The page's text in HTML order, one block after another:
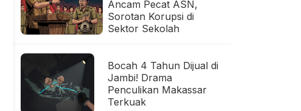
Ancam Pecat ASN,
Sorotan Korupsi di
Sektor Sekolah
Bocah 4 Tahun Dijual di
Jambi! Drama
Penculikan Makassar
Terkuak